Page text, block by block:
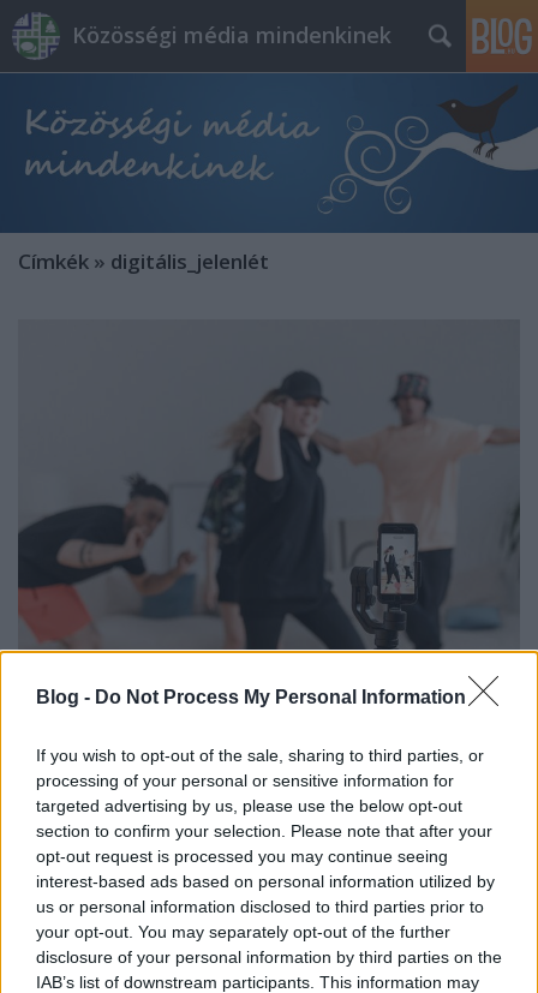
Blog - Do Not Process My Personal Information
If you wish to opt-out of the sale, sharing to third parties, or
processing of your personal or sensitive information for
targeted advertising by us, please use the below opt-out
section to confirm your selection. Please note that after your
opt-out request is processed you may continue seeing
interest-based ads based on personal information utilized by
us or personal information disclosed to third parties prior to
your opt-out. You may separately opt-out of the further
disclosure of your personal information by third parties on the
IAB’s list of downstream participants. This information may
Közösségi média mindenkinek
Címkék » digitális_jelenlét
Változások a TikTok-on az EU-
K.Klarissza•2023. december 14.
A TikTok néhány új változást alkalmaz az uniós
felhasználók számára, összhangban az EU digitális
szolgáltatásokról szóló törvényével, amely új
működési feltételeket ír elő a digitális platformok
számára a felhasználók adatainak nagyobb védelme
érdekében. A változtatások pedig jelentősen…